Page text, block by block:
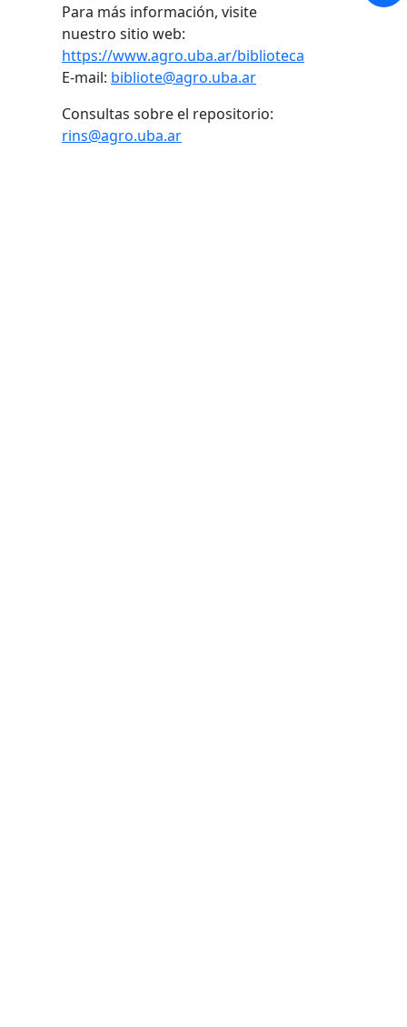
Para más información, visite
nuestro sitio web:
https://www.agro.uba.ar/biblioteca
E-mail: bibliote@agro.uba.ar
Consultas sobre el repositorio:
rins@agro.uba.ar